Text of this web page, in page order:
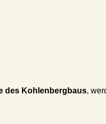
des Kohlenbergbaus,